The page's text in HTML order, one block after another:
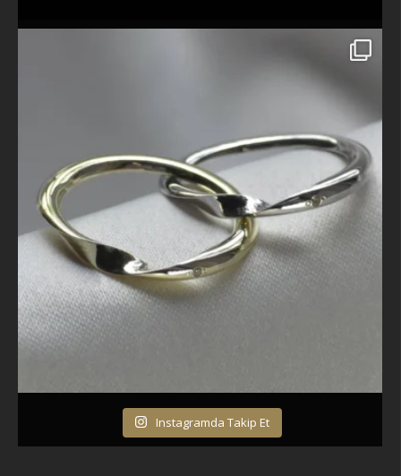
Instagramda Takip Et